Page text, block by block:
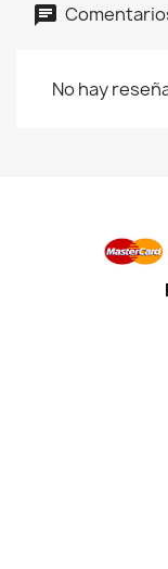
No hay